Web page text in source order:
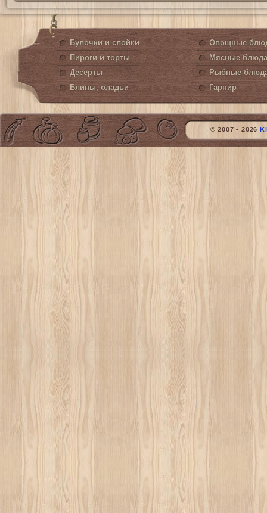
Булочки и слойки
Пироги и торты
Десерты
Блины, оладьи
Овощные
Мясные блюда
Рыбные
Гарнир
© 2007 - 2026